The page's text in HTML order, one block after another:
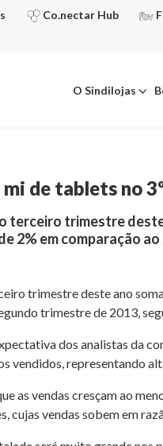
Co.nectar Hub
O Sindilojas
de tablets no
terceiro trimestre
2% em comparação
trimestre deste ano
trimestre de 2013,
dos analistas da
vendidos, representando
as vendas cresçam ao
cujas vendas sobem em